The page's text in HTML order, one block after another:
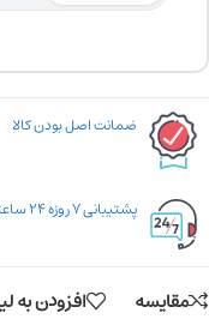
ضمانت اصل بودن کالا
پشتیبانی ۷ روزه ۲۴ ساعته
مقایسه افزودن به